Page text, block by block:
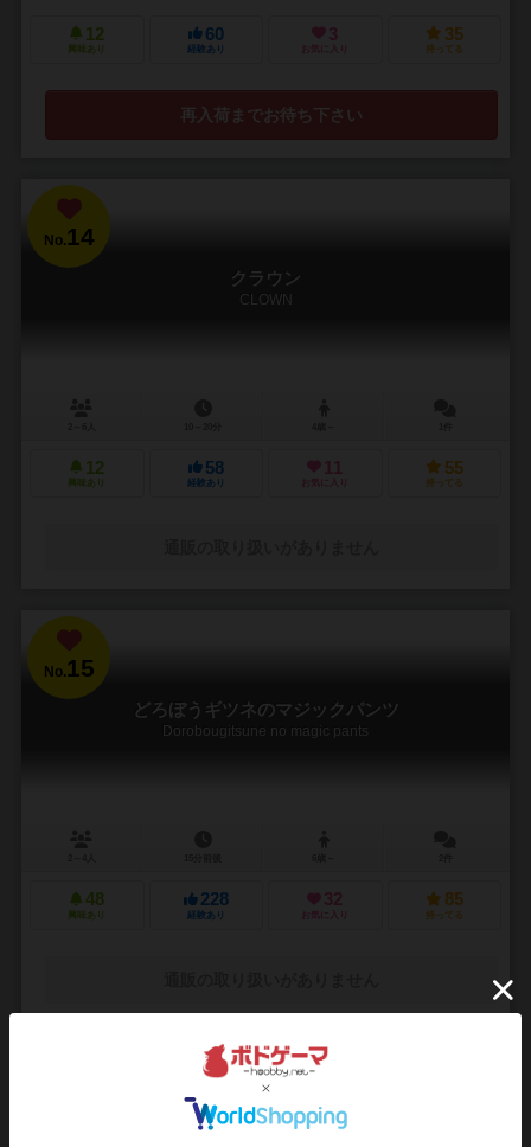
12
興味あり
60
経験あり
3
お気に入り
35
持ってる
再入荷までお待ち下さい
No.14
クラウン
CLOWN
12
興味あり
58
経験あり
11
お気に入り
55
持ってる
No.15
どろぼうギツネのマジックパンツ
Dorobougitsune no magic pants
48
興味あり
228
経験あり
32
お気に入り
85
持ってる